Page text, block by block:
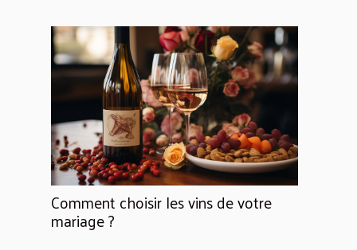
Comment choisir les vins de votre
mariage ?